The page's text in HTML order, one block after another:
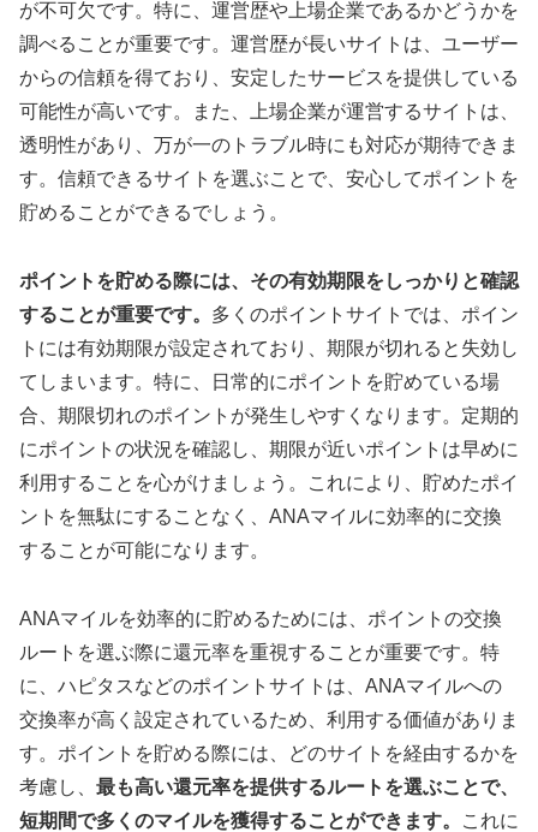
が不可欠です。特に、運営歴や上場企業であるかどうかを
調べることが重要です。運営歴が長いサイトは、ユーザー
からの信頼を得ており、安定したサービスを提供している
可能性が高いです。また、上場企業が運営するサイトは、
透明性があり、万が一のトラブル時にも対応が期待できま
す。信頼できるサイトを選ぶことで、安心してポイントを
貯めることができるでしょう。
ポイントを貯める際には、その有効期限をしっかりと確認
することが重要です。 多くのポイントサイトでは、ポイン
トには有効期限が設定されており、期限が切れると失効し
てしまいます。特に、日常的にポイントを貯めている場
合、期限切れのポイントが発生しやすくなります。定期的
にポイントの状況を確認し、期限が近いポイントは早めに
利用することを心がけましょう。これにより、貯めたポイ
ントを無駄にすることなく、ANAマイルに効率的に交換
することが可能になります。
ANAマイルを効率的に貯めるためには、ポイントの交換
ルートを選ぶ際に還元率を重視することが重要です。特
に、ハピタスなどのポイントサイトは、ANAマイルへの
交換率が高く設定されているため、利用する価値がありま
す。ポイントを貯める際には、どのサイトを経由するかを
考慮し、 最も高い還元率を提供するルートを選ぶことで、
短期間で多くのマイルを獲得することができます。
これに